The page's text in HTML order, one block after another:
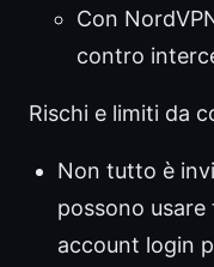
Con
contro
Rischi e limiti da
Non tutto è
possono
account login